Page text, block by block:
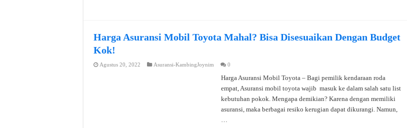
Harga Asuransi Mobil Toyota Mahal? Bisa Disesuaikan Dengan Budget
Kok!
Agustus 20, 2022 Asuransi-KambingJoynim 0
Harga Asuransi Mobil Toyota – Bagi pemilik kendaraan roda
empat, Asuransi mobil toyota wajib masuk ke dalam salah satu list
kebutuhan pokok. Mengapa demikian? Karena dengan memiliki
asuransi, maka berbagai resiko kerugian dapat dikurangi. Namun,
…